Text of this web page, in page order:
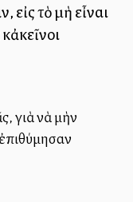
εἰς τὸ μὴ εἶναι
γιὰ νὰ μὴν